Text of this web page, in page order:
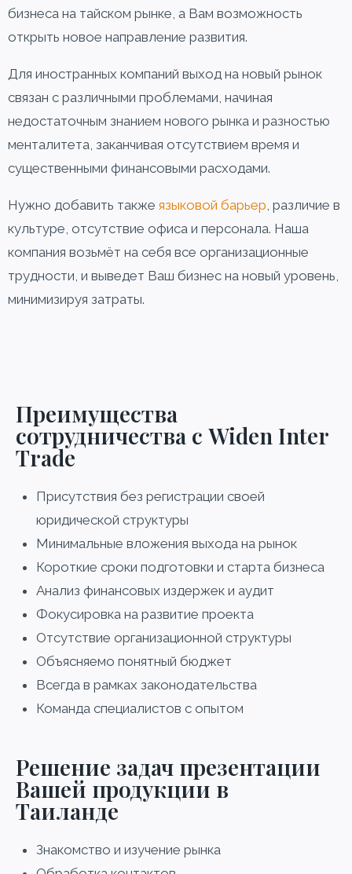
бизнеса на тайском рынке, а Вам возможность
открыть новое направление развития.
Для иностранных компаний выход на новый рынок
связан с различными проблемами, начиная
недостаточным знанием нового рынка и разностью
менталитета, заканчивая отсутствием время и
существенными финансовыми расходами.
Нужно добавить также языковой барьер, различие в
культуре, отсутствие офиса и персонала. Наша
компания возьмёт на себя все организационные
трудности, и выведет Ваш бизнес на новый уровень,
минимизируя затраты.
Преимущества
сотрудничества с Widen Inter
Trade
Присутствия без регистрации своей
юридической структуры
Минимальные вложения выхода на рынок
Короткие сроки подготовки и старта бизнеса
Анализ финансовых издержек и аудит
Фокусировка на развитие проекта
Отсутствие организационной структуры
Объясняемо понятный бюджет
Всегда в рамках законодательства
Команда специалистов с опытом
Решение задач презентации
Вашей продукции в
Таиланде
Знакомство и изучение рынка